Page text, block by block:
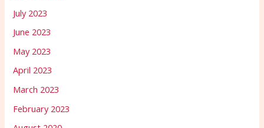
July 2023
June 2023
May 2023
April 2023
March 2023
February 2023